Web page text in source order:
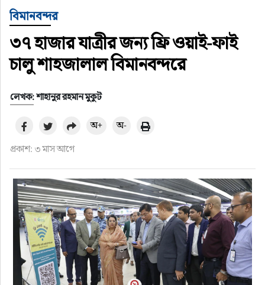
ওটিএ
হোটেল-মোটেল-রিসোর্ট
বিদেশযাত্রা
প্রবাস
ফুড
হজ-ওমরাহ
ভিডিও
আরও
বিমানবন্দর
৩৭ হাজার যাত্রীর জন্য ফ্রি ওয়াই-ফাই
চালু শাহজালাল বিমানবন্দরে
লেখক: শাহানুর রহমান মুকুট
প্রকাশ: ৩ মাস আগে
অ+ অ-